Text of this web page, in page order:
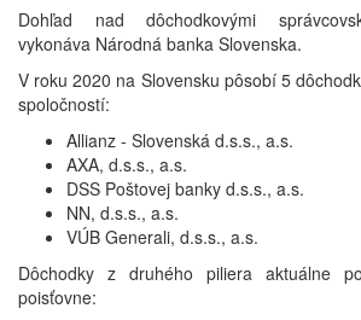
Dohľad nad dôchodkovými
vykonáva Národná banka Slovenska.
V roku 2020 na Slovensku pôsobí 5
spoločností:
Allianz - Slovenská d.s.s., a.s.
AXA, d.s.s., a.s.
DSS Poštovej banky d.s.s., a.s.
NN, d.s.s., a.s.
VÚB Generali, d.s.s., a.s.
Dôchodky z druhého piliera aktuálne
poisťovne: